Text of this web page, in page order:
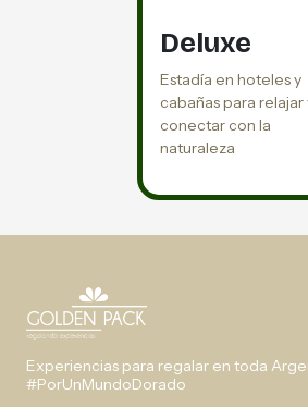
Deluxe
Estadía en hoteles y
cabañas para relajar
conectar con la
naturaleza
Experiencias para regalar en toda
#PorUnMundoDorado